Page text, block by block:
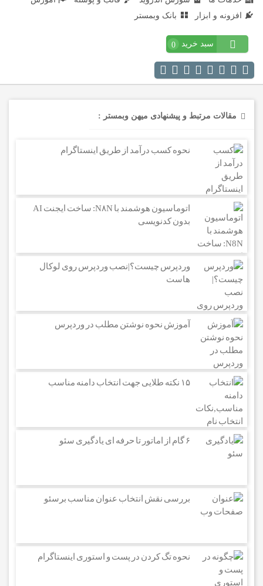
افزونه و ابزار
بانک وبمستر
سبد خرید 0
مقالات مرتبط و پیشنهادی میهن وبمستر :
نحوه کسب درآمد از طریق اینستاگرام
اتوماسیون هوشمند با N۸N: ساخت ایجنت AI
بدون کدنویسی
وردپرس چیست؟|نصب وردپرس روی لوکال
هاست
آموزش نحوه نوشتن مطلب در وردپرس
۱۵ نکته طلایی جهت انتخاب دامنه مناسب
۶ گام از اماتور تا حرفه ای یادگیری سئو
بررسی نقش انتخاب عنوان مناسب برسئو
نحوه تگ کردن در پست و استوری اینستاگرام